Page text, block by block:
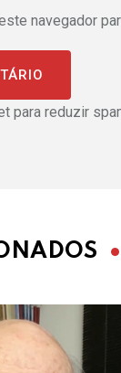
navegador
para reduzir